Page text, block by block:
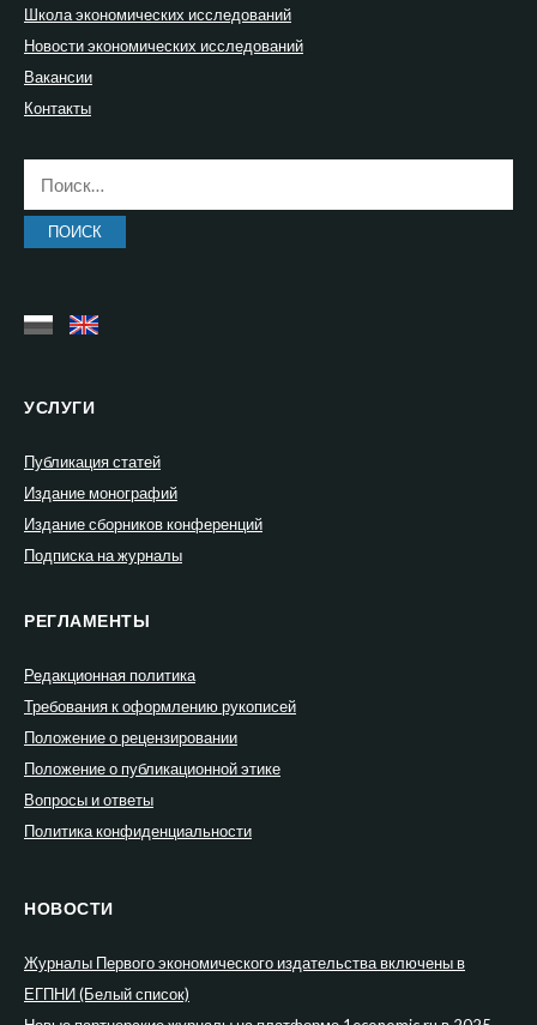
Школа экономических исследований
Новости экономических исследований
Вакансии
Контакты
УСЛУГИ
Публикация статей
Издание монографий
Издание сборников конференций
Подписка на журналы
РЕГЛАМЕНТЫ
Редакционная политика
Требования к оформлению рукописей
Положение о рецензировании
Положение о публикационной этике
Вопросы и ответы
Политика конфиденциальности
НОВОСТИ
Журналы Первого экономического издательства включены в
ЕГПНИ (Белый список)